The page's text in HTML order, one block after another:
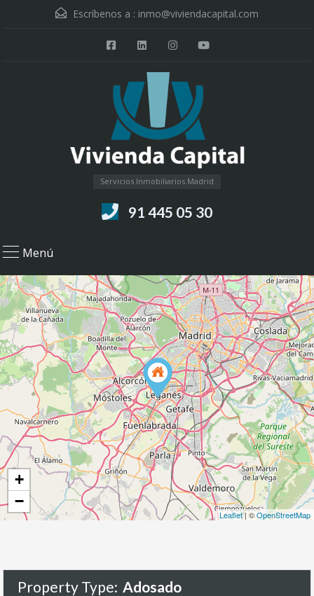
Escríbenos a : inmo@viviendacapital.com
Servicios Inmobiliarios Madrid
91 445 05 30
Menú
+
−
Leaflet| ©OpenStreetMap
Property Type: Adosado